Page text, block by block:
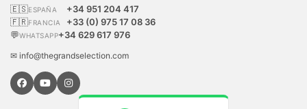
🇪🇸ESPAÑA
+34 951 204 417
🇫🇷FRANCIA
+33 (0) 975 17 08 36
💬WHATSAPP+34 629 617 976
✉ info@thegrandselection.com